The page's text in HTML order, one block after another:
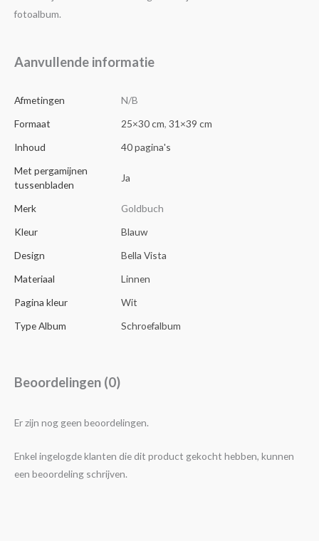
fotoalbum.
Aanvullende informatie
Afmetingen
N/B
Formaat
25×30 cm, 31×39 cm
Inhoud
40 pagina's
Met pergamijnen
tussenbladen
Ja
Merk
Goldbuch
Kleur
Blauw
Design
Bella Vista
Materiaal
Linnen
Pagina kleur
Wit
Type Album
Schroefalbum
Beoordelingen (0)
Er zijn nog geen beoordelingen.
Enkel ingelogde klanten die dit product gekocht hebben, kunnen
een beoordeling schrijven.